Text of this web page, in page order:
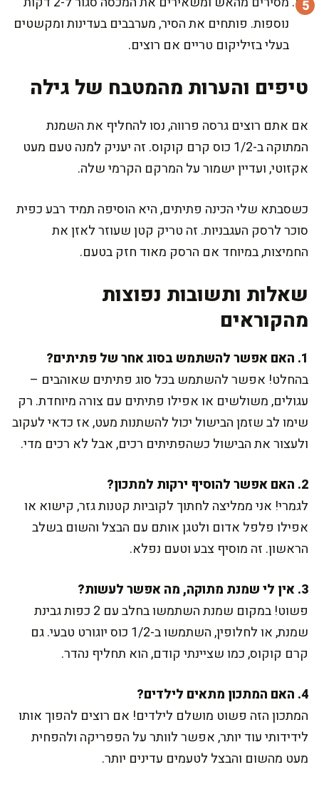
נוספות. פותחים את הסיר, מערבבים בעדינות ומקשטים
בעלי בזיליקום טריים אם רוצים.
טיפים והערות מהמטבח של גילה
אם אתם רוצים גרסה פרווה, נסו להחליף את השמנת
המתוקה ב-1/2 כוס קרם קוקוס. זה יעניק למנה טעם מעט
אקזוטי, ועדיין ישמור על המרקם הקרמי שלה.
כשסבתא שלי הכינה פתיתים, היא הוסיפה תמיד רבע כפית
סוכר לרסק העגבניות. זה טריק קטן שעוזר לאזן את
החמיצות, במיוחד אם הרסק מאוד חזק בטעם.
שאלות ותשובות נפוצות
מהקוראים
1. האם אפשר להשתמש בסוג אחר של פתיתים?
בהחלט! אפשר להשתמש בכל סוג פתיתים שאוהבים –
עגולים, משולשים או אפילו פתיתים עם צורה מיוחדת. רק
שימו לב שזמן הבישול יכול להשתנות מעט, אז כדאי לעקוב
ולעצור את הבישול כשהפתיתים רכים, אבל לא רכים מדי.
2. האם אפשר להוסיף ירקות למתכון?
לגמרי! אני ממליצה לחתוך לקוביות קטנות גזר, קישוא או
אפילו פלפל אדום ולטגן אותם עם הבצל והשום בשלב
הראשון. זה מוסיף צבע וטעם נפלא.
3. אין לי שמנת מתוקה, מה אפשר לעשות?
פשוט! במקום שמנת השתמשו בחלב עם 2 כפות גבינת
שמנת, או לחלופין, השתמשו ב-1/2 כוס יוגורט טבעי. גם
קרם קוקוס, כמו שציינתי קודם, הוא תחליף נהדר.
4. האם המתכון מתאים לילדים?
המתכון הזה פשוט מושלם לילדים! אם רוצים להפוך אותו
לידידותי עוד יותר, אפשר לוותר על הפפריקה ולהפחית
מעט מהשום והבצל לטעמים עדינים יותר.